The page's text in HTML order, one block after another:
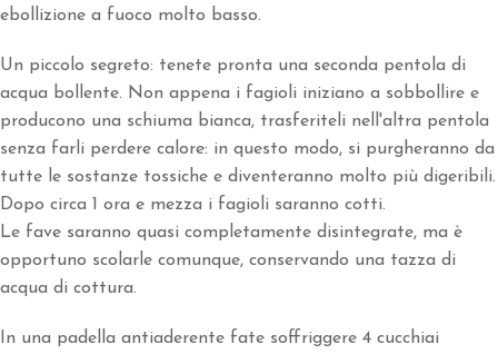
ebollizione a fuoco molto basso.
Un piccolo segreto: tenete pronta una seconda pentola di
acqua bollente. Non appena i fagioli iniziano a sobbollire e
producono una schiuma bianca, trasferiteli nell'altra pentola
senza farli perdere calore: in questo modo, si purgheranno da
tutte le sostanze tossiche e diventeranno molto più digeribili.
Dopo circa 1 ora e mezza i fagioli saranno cotti.
Le fave saranno quasi completamente disintegrate, ma è
opportuno scolarle comunque, conservando una tazza di
acqua di cottura.
In una padella antiaderente fate soffriggere 4 cucchiai